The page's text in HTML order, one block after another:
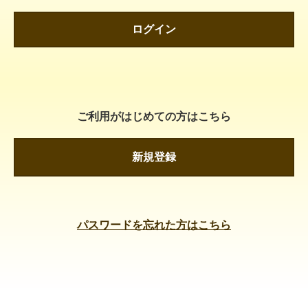
ログイン
ご利用がはじめての方はこちら
新規登録
パスワードを忘れた方はこちら